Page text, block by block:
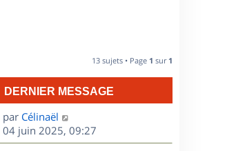
13 sujets • Page 1 sur 1
DERNIER MESSAGE
D
e
r
par Célinaël
04 juin 2025, 09:27